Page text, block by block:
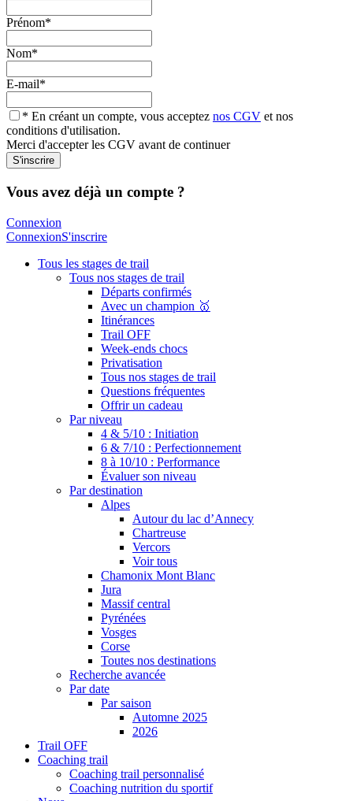
Prénom*
Nom*
E-mail*
* En créant un compte, vous acceptez nos CGV et nos
conditions d'utilisation.
Merci d'accepter les CGV avant de continuer
Vous avez déjà un compte ?
Connexion
ConnexionS'inscrire
Tous les stages de trail
Tous nos stages de trail
Départs confirmés
Avec un champion 🥇
Itinérances
Trail OFF
Week-ends chocs
Privatisation
Tous nos stages de trail
Questions fréquentes
Offrir un cadeau
Par niveau
4 & 5/10 : Initiation
6 & 7/10 : Perfectionnement
8 à 10/10 : Performance
Évaluer son niveau
Par destination
Alpes
Autour du lac d’Annecy
Chartreuse
Vercors
Voir tous
Chamonix Mont Blanc
Jura
Massif central
Pyrénées
Vosges
Corse
Toutes nos destinations
Recherche avancée
Par date
Par saison
Automne 2025
2026
Trail OFF
Coaching trail
Coaching trail personnalisé
Coaching nutrition du sportif